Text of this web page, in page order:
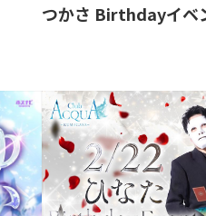
つかさ Birthdayイベ